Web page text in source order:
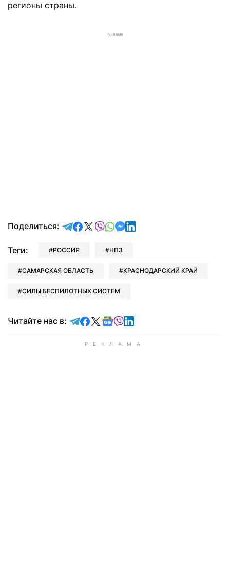
регионы страны.
РЕКЛАМА
Поделиться: отправить в Telegram
поделиться в Facebook
поделиться в X
отправить в Viber
отправить в Whatsapp
отправить в Messenger
отправить в LinkedIn
Теги: РОССИЯ НПЗ
САМАРСКАЯ ОБЛАСТЬ КРАСНОДАРСКИЙ КРАЙ
СИЛЫ БЕСПИЛОТНЫХ СИСТЕМ
Читайте нас в: Читайте в Telegram
Читайте в Facebook
Читайте в X
Читайте в Google news
Читайте в Viber
Читайте в LinkedIn